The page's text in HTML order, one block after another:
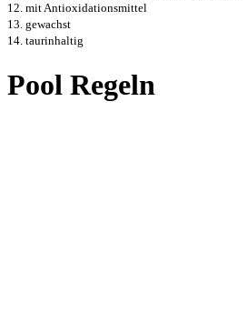
12. mit Antioxidationsmittel
13. gewachst
14. taurinhaltig
Pool Regeln